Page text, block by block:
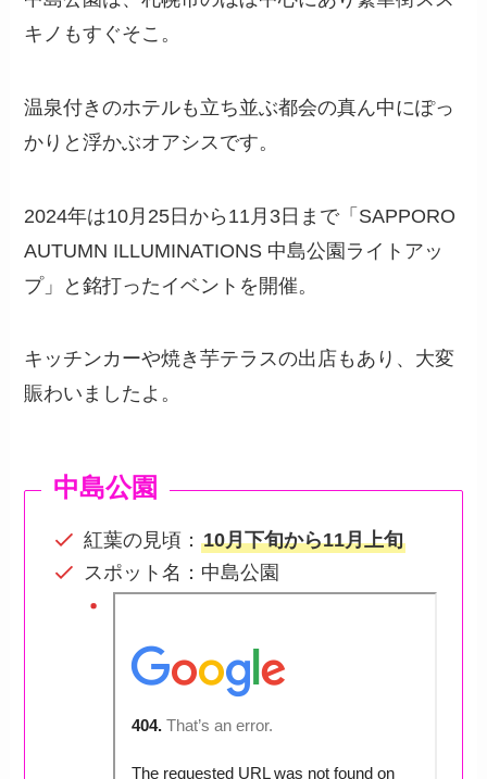
キノもすぐそこ。
温泉付きのホテルも立ち並ぶ都会の真ん中にぽっ
かりと浮かぶオアシスです。
2024年は10月25日から11月3日まで「SAPPORO
AUTUMN ILLUMINATIONS 中島公園ライトアッ
プ」と銘打ったイベントを開催。
キッチンカーや焼き芋テラスの出店もあり、大変
賑わいましたよ。
中島公園
紅葉の見頃：10月下旬から11月上旬
スポット名：中島公園